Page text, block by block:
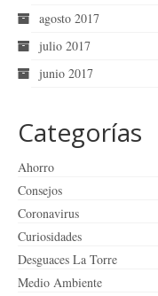
agosto 2017
julio 2017
junio 2017
Categorías
Ahorro
Consejos
Coronavirus
Curiosidades
Desguaces La Torre
Medio Ambiente